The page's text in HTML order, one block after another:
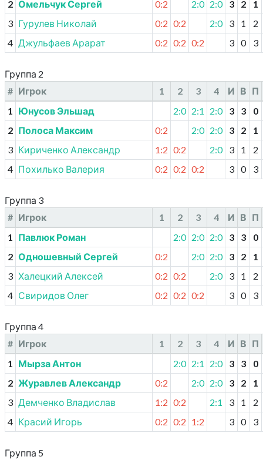
2 Омельчук Сергей 0:2 2:0 2:0 3 2
1
3 Гурулев Николай 0:2 0:2 2:0 3 1
2
4 Джульфаев Арарат 0:2 0:2 0:2 3 0 3
Группа 2
# Игрок 1 2 3 4 И В П
1
Юнусов Эльшад 2:0 2:1 2:0 3 3
0
2 Полоса Максим 0:2 2:0 2:0 3 2
1
3 Кириченко Александр 1:2 0:2 2:0 3 1
2
4 Похилько Валерия 0:2 0:2 0:2 3 0 3
Группа 3
# Игрок 1 2 3 4 И В П
1
Павлюк Роман 2:0 2:0 2:0 3 3
0
2 Одношевный Сергей 0:2 2:0 2:0 3 2
1
3 Халецкий Алексей 0:2 0:2 2:0 3 1
2
4 Свиридов Олег 0:2 0:2 0:2 3 0 3
Группа 4
# Игрок 1 2 3 4 И В П
1
Мырза Антон 2:0 2:1 2:0 3 3
0
2 Журавлев Александр 0:2 2:0 2:0 3 2
1
3 Демченко Владислав 1:2 0:2 2:1 3 1
2
4 Красий Игорь 0:2 0:2 1:2 3 0 3
Группа 5